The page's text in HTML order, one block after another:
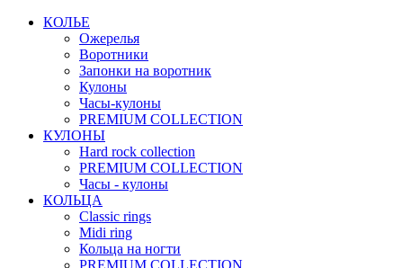
КОЛЬЕ
Ожерелья
Воротники
Запонки на воротник
Кулоны
Часы-кулоны
PREMIUM COLLECTION
КУЛОНЫ
Hard rock collection
PREMIUM COLLECTION
Часы - кулоны
КОЛЬЦА
Classic rings
Midi ring
Кольца на ногти
PREMIUM COLLECTION